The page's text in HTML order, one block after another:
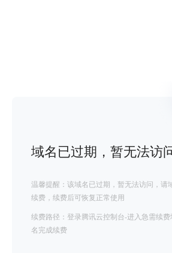
域名已过期，暂无法访
温馨提醒：该域名已过期，暂无法访问，请
续费，续费后可恢复正常使用
续费路径：登录腾讯云控制台-进入急需续
名完成续费